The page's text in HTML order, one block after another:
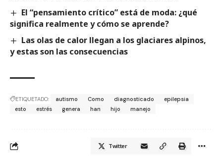
El “pensamiento crítico” está de moda: ¿qué
significa realmente y cómo se aprende?
Las olas de calor llegan a los glaciares alpinos,
y estas son las consecuencias
ETIQUETADO: autismo Como diagnosticado
epilepsia
esto
estrés genera han hijo manejo
Twitter